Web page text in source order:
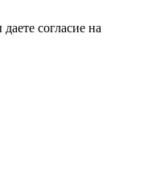
согласие на